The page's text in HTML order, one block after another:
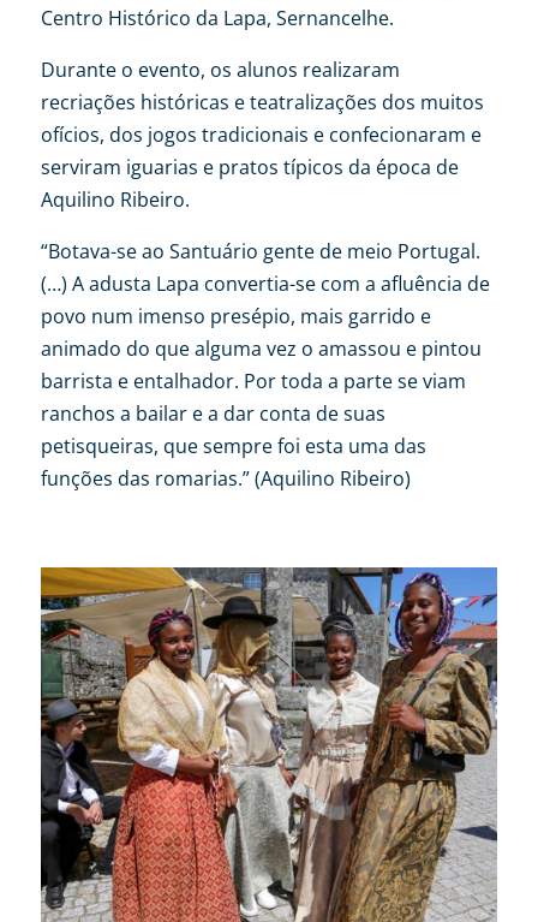
Centro Histórico da Lapa, Sernancelhe.
Durante o evento, os alunos realizaram
recriações históricas e teatralizações dos muitos
ofícios, dos jogos tradicionais e confecionaram e
serviram iguarias e pratos típicos da época de
Aquilino Ribeiro.
“Botava-se ao Santuário gente de meio Portugal.
(…) A adusta Lapa convertia-se com a afluência de
povo num imenso presépio, mais garrido e
animado do que alguma vez o amassou e pintou
barrista e entalhador. Por toda a parte se viam
ranchos a bailar e a dar conta de suas
petisqueiras, que sempre foi esta uma das
funções das romarias.” (Aquilino Ribeiro)